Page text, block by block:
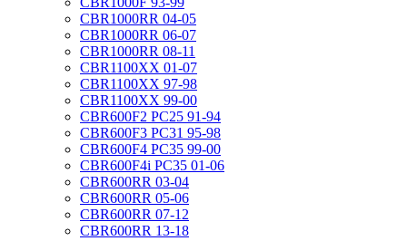
CBR1000RR 04-05
CBR1000RR 06-07
CBR1000RR 08-11
CBR1100XX 01-07
CBR1100XX 97-98
CBR1100XX 99-00
CBR600F2 PC25 91-94
CBR600F3 PC31 95-98
CBR600F4 PC35 99-00
CBR600F4i PC35 01-06
CBR600RR 03-04
CBR600RR 05-06
CBR600RR 07-12
CBR600RR 13-18